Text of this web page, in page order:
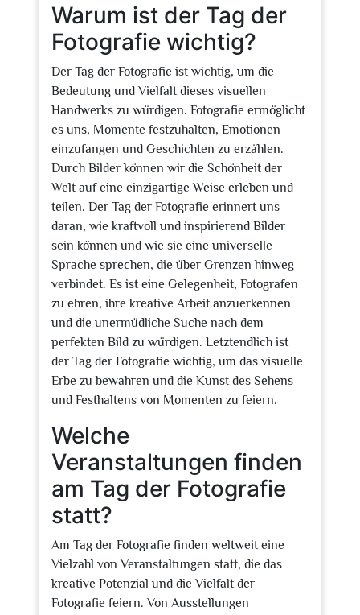
Warum ist der Tag der
Fotografie wichtig?
Der Tag der Fotografie ist wichtig, um die
Bedeutung und Vielfalt dieses visuellen
Handwerks zu würdigen. Fotografie ermöglicht
es uns, Momente festzuhalten, Emotionen
einzufangen und Geschichten zu erzählen.
Durch Bilder können wir die Schönheit der
Welt auf eine einzigartige Weise erleben und
teilen. Der Tag der Fotografie erinnert uns
daran, wie kraftvoll und inspirierend Bilder
sein können und wie sie eine universelle
Sprache sprechen, die über Grenzen hinweg
verbindet. Es ist eine Gelegenheit, Fotografen
zu ehren, ihre kreative Arbeit anzuerkennen
und die unermüdliche Suche nach dem
perfekten Bild zu würdigen. Letztendlich ist
der Tag der Fotografie wichtig, um das visuelle
Erbe zu bewahren und die Kunst des Sehens
und Festhaltens von Momenten zu feiern.
Welche
Veranstaltungen finden
am Tag der Fotografie
statt?
Am Tag der Fotografie finden weltweit eine
Vielzahl von Veranstaltungen statt, die das
kreative Potenzial und die Vielfalt der
Fotografie feiern. Von Ausstellungen